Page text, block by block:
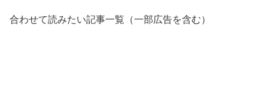
合わせて読みたい記事一覧（一部広告を含む）